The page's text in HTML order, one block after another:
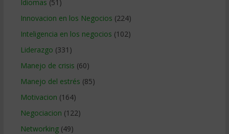
Idiomas (51)
Innovacion en los Negocios (224)
Inteligencia en los negocios (102)
Liderazgo (331)
Manejo de crisis (60)
Manejo del estrés (85)
Motivacion (164)
Negociacion (122)
Networking(49)